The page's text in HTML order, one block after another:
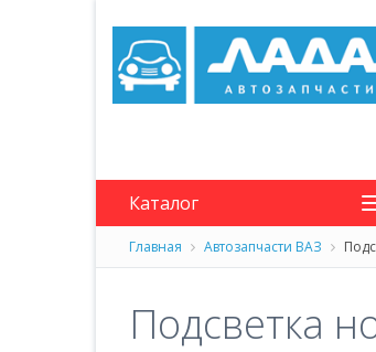
Каталог
Главная Автозапчасти ВАЗ
Подсветка